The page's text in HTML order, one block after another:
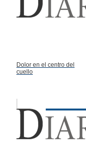
Dolor en el centro del
cuello